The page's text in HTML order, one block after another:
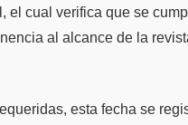
el cual verifica que se
al alcance de la
esta fecha se